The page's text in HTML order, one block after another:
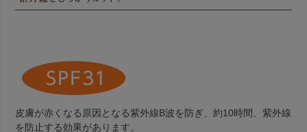
皮膚が赤くなる原因となる紫外線B波を防ぎ、約10時間、紫外線
を防止する効果があります。